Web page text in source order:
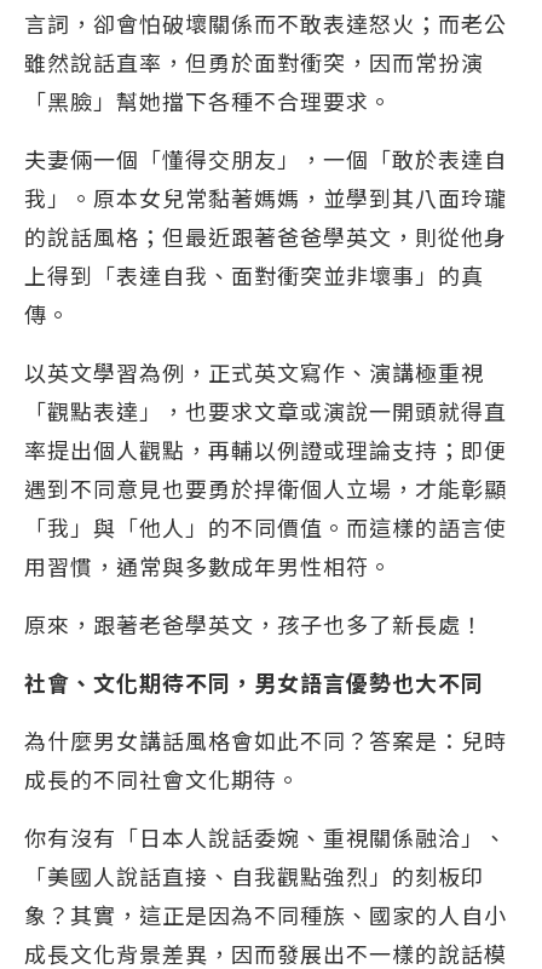
言詞，卻會怕破壞關係而不敢表達怒火；而老公
雖然說話直率，但勇於面對衝突，因而常扮演
「黑臉」幫她擋下各種不合理要求。
夫妻倆一個「懂得交朋友」，一個「敢於表達自
我」。原本女兒常黏著媽媽，並學到其八面玲瓏
的說話風格；但最近跟著爸爸學英文，則從他身
上得到「表達自我、面對衝突並非壞事」的真
傳。
以英文學習為例，正式英文寫作、演講極重視
「觀點表達」，也要求文章或演說一開頭就得直
率提出個人觀點，再輔以例證或理論支持；即便
遇到不同意見也要勇於捍衛個人立場，才能彰顯
「我」與「他人」的不同價值。而這樣的語言使
用習慣，通常與多數成年男性相符。
原來，跟著老爸學英文，孩子也多了新長處！
社會、文化期待不同，男女語言優勢也大不同
為什麼男女講話風格會如此不同？答案是：兒時
成長的不同社會文化期待。
你有沒有「日本人說話委婉、重視關係融洽」、
「美國人說話直接、自我觀點強烈」的刻板印
象？其實，這正是因為不同種族、國家的人自小
成長文化背景差異，因而發展出不一樣的說話模